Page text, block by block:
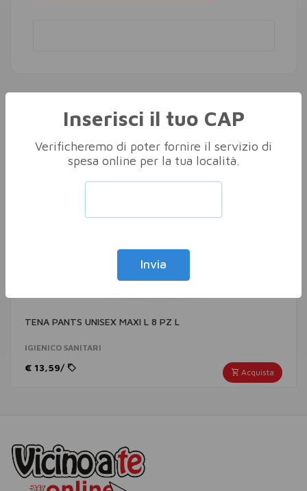
TENA PANTS UNISEX MAXI L 8 PZ L
IGIENICO SANITARI
Acquista
€ 13,59/
Inserisci il tuo CAP
Verificheremo di poter fornire il servizio di
spesa online per la tua località.
Invia